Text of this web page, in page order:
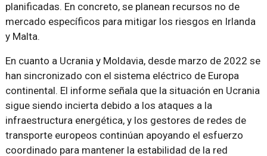
planificadas. En concreto, se planean recursos no de
mercado específicos para mitigar los riesgos en Irlanda
y Malta.
En cuanto a Ucrania y Moldavia, desde marzo de 2022 se
han sincronizado con el sistema eléctrico de Europa
continental. El informe señala que la situación en Ucrania
sigue siendo incierta debido a los ataques a la
infraestructura energética, y los gestores de redes de
transporte europeos continúan apoyando el esfuerzo
coordinado para mantener la estabilidad de la red